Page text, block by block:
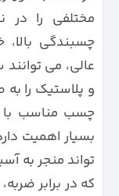
مختلفی را
چسبندگی
عالی، می‌
و پلاستیک را
چسب مناسب با
بسیار اهمیت
تواند منجر به
که در برابر